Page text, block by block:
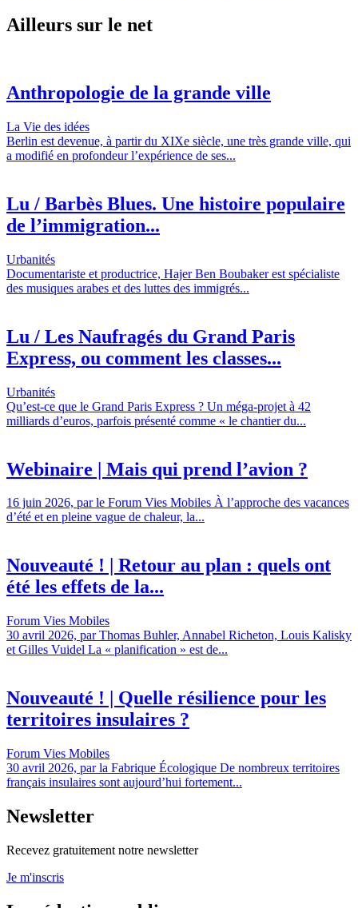
Ailleurs sur le net
Anthropologie de la grande ville
La Vie des idées
Berlin est devenue, à partir du XIXe siècle, une très grande ville, qui
a modifié en profondeur l’expérience de ses...
Lu / Barbès Blues. Une histoire populaire
de l’immigration...
Urbanités
Documentariste et productrice, Hajer Ben Boubaker est spécialiste
des musiques arabes et des luttes des immigrés...
Lu / Les Naufragés du Grand Paris
Express, ou comment les classes...
Urbanités
Qu’est-ce que le Grand Paris Express ? Un méga-projet à 42
milliards d’euros, parfois présenté comme « le chantier du...
Webinaire | Mais qui prend l’avion ?
16 juin 2026, par le Forum Vies Mobiles À l’approche des vacances
d’été et en pleine vague de chaleur, la...
Nouveauté ! | Retour au plan : quels ont
été les effets de la...
Forum Vies Mobiles
30 avril 2026, par Thomas Buhler, Annabel Richeton, Louis Kalisky
et Gilles Vuidel La « planification » est de...
Nouveauté ! | Quelle résilience pour les
territoires insulaires ?
Forum Vies Mobiles
30 avril 2026, par la Fabrique Écologique De nombreux territoires
français insulaires sont aujourd’hui fortement...
Newsletter
Recevez gratuitement notre newsletter
Je m'inscris